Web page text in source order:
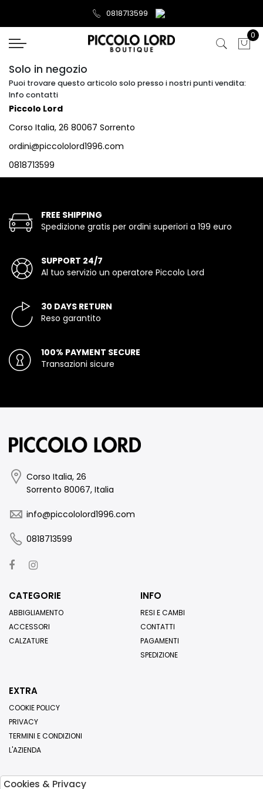
0818713599
0
Solo in negozio
Puoi trovare questo articolo solo presso i nostri punti vendita:
Info contatti
Piccolo Lord
Corso Italia, 26 80067 Sorrento
ordini@piccololord1996.com
0818713599
FREE SHIPPING
Spedizione gratis per ordini superiori a 199 euro
SUPPORT 24/7
Al tuo servizio un operatore Piccolo Lord
30 DAYS RETURN
Reso garantito
100% PAYMENT SECURE
Transazioni sicure
Corso Italia, 26
Sorrento 80067, Italia
info@piccololord1996.com
0818713599
CATEGORIE
ABBIGLIAMENTO
ACCESSORI
CALZATURE
INFO
RESI E CAMBI
CONTATTI
PAGAMENTI
SPEDIZIONE
EXTRA
COOKIE POLICY
PRIVACY
TERMINI E CONDIZIONI
L'AZIENDA
Cookies & Privacy